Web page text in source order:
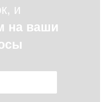
и
на ваши